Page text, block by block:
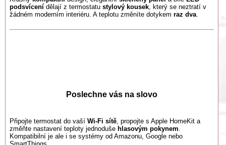
podsvícení dělají z termostatu stylový kousek, který se neztratí v
žádném moderním interiéru. A teplotu změníte dotykem raz dva.
Poslechne vás na slovo
Připojte termostat do vaší Wi-Fi sítě , propojte s Apple HomeKit a
změňte nastavení teploty jednoduše hlasovým pokynem
Kompatibilní je ale i se systémy od Amazonu, Google nebo